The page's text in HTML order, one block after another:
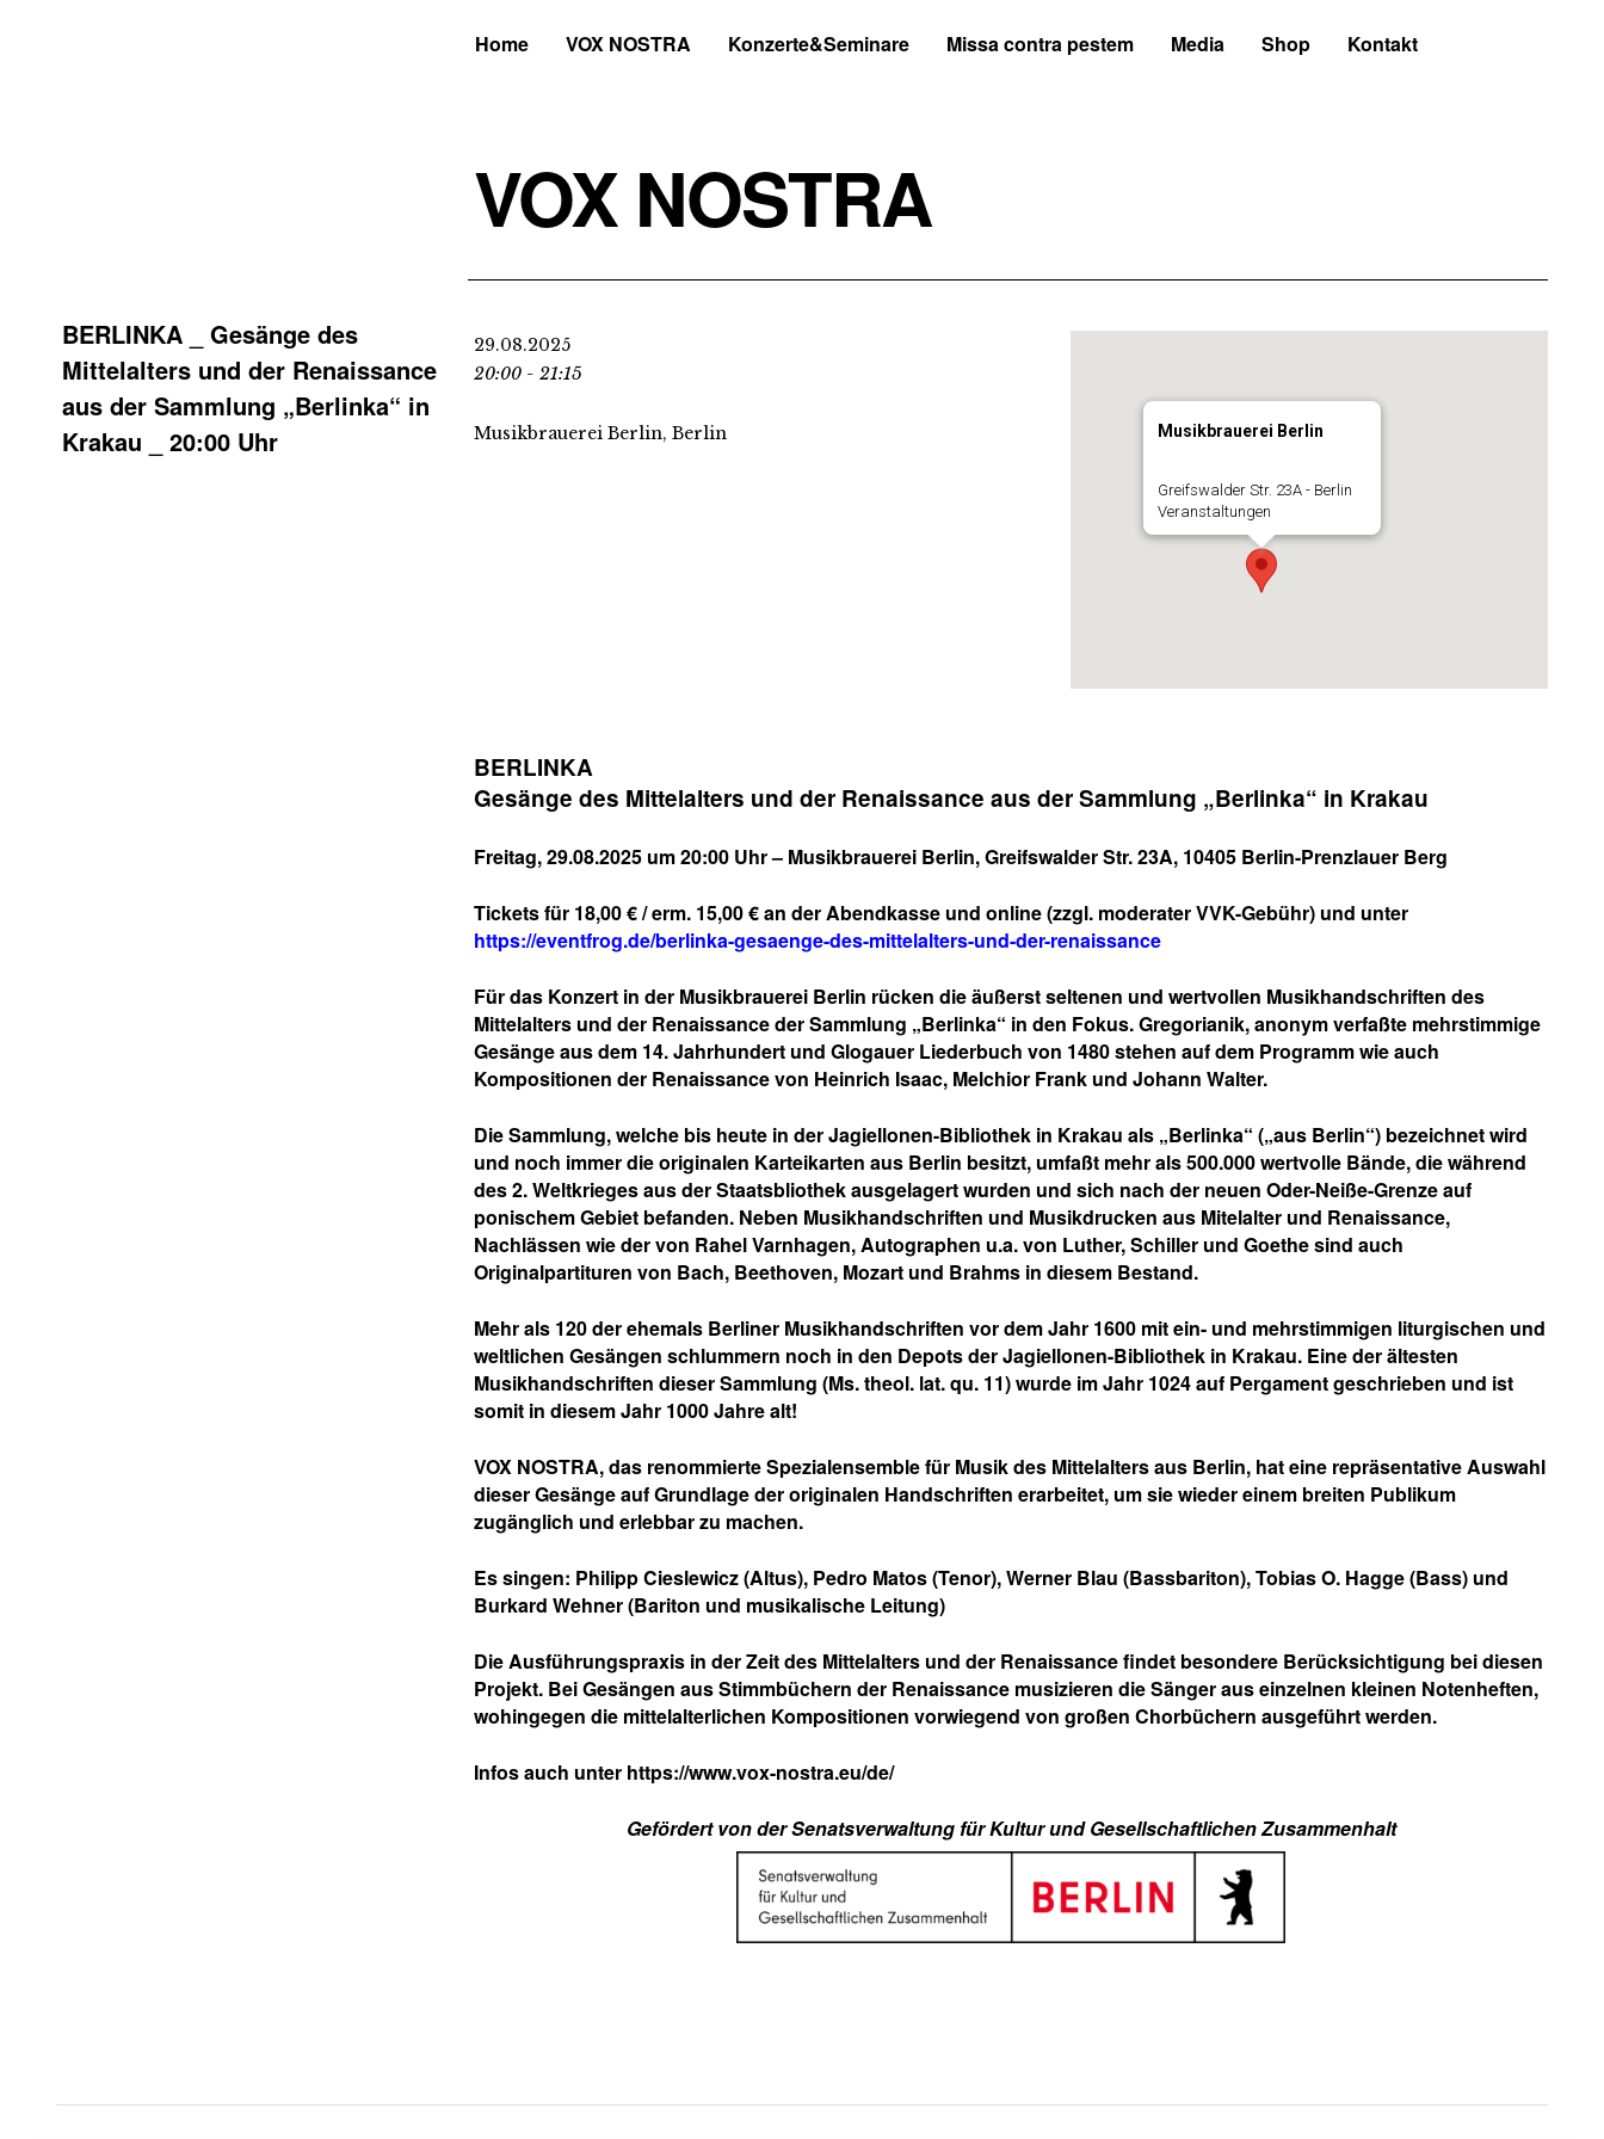
Home VOX NOSTRA Konzerte&Seminare Missa contra pestem Media Shop Kontakt
VOX NOSTRA
BERLINKA _ Gesänge des
Mittelalters und der Renaissance
aus der Sammlung „Berlinka“ in
Krakau _ 20:00 Uhr
Musikbrauerei Berlin
Greifswalder Str. 23A - Berlin
Veranstaltungen
29.08.2025
20:00 - 21:15
Musikbrauerei Berlin, Berlin
BERLINKA
Gesänge des Mittelalters und der Renaissance aus der Sammlung „Berlinka“ in Krakau
Freitag, 29.08.2025 um 20:00 Uhr– Musikbrauerei Berlin, Greifswalder Str. 23A, 10405 Berlin-Prenzlauer Berg
Ticketsfür 18,00 € / erm. 15,00 € an der Abendkasse und online (zzgl. moderater VVK-Gebühr) und unter
https://eventfrog.de/berlinka-gesaenge-des-mittelalters-und-der-renaissance
Für das Konzert in der Musikbrauerei Berlin rücken die äußerst seltenen und wertvollen Musikhandschriften des
Mittelalters und der Renaissance der Sammlung „Berlinka“ in den Fokus. Gregorianik, anonym verfaßte mehrstimmige
Gesänge aus dem 14. Jahrhundert und Glogauer Liederbuch von 1480 stehen auf dem Programm wie auch
Kompositionen der Renaissance von Heinrich Isaac, Melchior Frank und Johann Walter.
Die Sammlung, welche bis heute in der Jagiellonen-Bibliothek in Krakau als „Berlinka“ („aus Berlin“) bezeichnet wird
und noch immer die originalen Karteikarten aus Berlin besitzt, umfaßt mehr als 500.000 wertvolle Bände, die während
des 2. Weltkrieges aus der Staatsbliothek ausgelagert wurden und sich nach der neuen Oder-Neiße-Grenze auf
ponischem Gebiet befanden. Neben Musikhandschriften und Musikdrucken aus Mitelalter und Renaissance,
Nachlässen wie der von Rahel Varnhagen, Autographen u.a. von Luther, Schiller und Goethe sind auch
Originalpartituren von Bach, Beethoven, Mozart und Brahms in diesem Bestand.
Mehr als 120 der ehemals Berliner Musikhandschriften vor dem Jahr 1600 mit ein- und mehrstimmigen liturgischen und
weltlichen Gesängen schlummern noch in den Depots der Jagiellonen-Bibliothek in Krakau. Eine der ältesten
Musikhandschriften dieser Sammlung (Ms. theol. lat. qu. 11) wurde im Jahr 1024 auf Pergament geschrieben und ist
somit in diesem Jahr 1000 Jahre alt!
VOX NOSTRA, das renommierte Spezialensemble für Musik des Mittelalters aus Berlin, hat eine repräsentative Auswahl
dieser Gesänge auf Grundlage der originalen Handschriften erarbeitet, um sie wieder einem breiten Publikum
zugänglich und erlebbar zu machen.
Es singen: Philipp Cieslewicz(Altus), Pedro Matos(Tenor),Werner Blau (Bassbariton),Tobias O. Hagge(Bass) und
Burkard Wehner(Bariton und musikalische Leitung)
Die Ausführungspraxis in der Zeit des Mittelalters und der Renaissance findet besondere Berücksichtigung bei diesen
Projekt. Bei Gesängen aus Stimmbüchern der Renaissance musizieren die Sänger aus einzelnen kleinen Notenheften,
wohingegen die mittelalterlichen Kompositionen vorwiegend von großen Chorbüchern ausgeführt werden.
Infos auch unter https://www.vox-nostra.eu/de/
Gefördert von der Senatsverwaltung für Kultur und Gesellschaftlichen Zusammenhalt